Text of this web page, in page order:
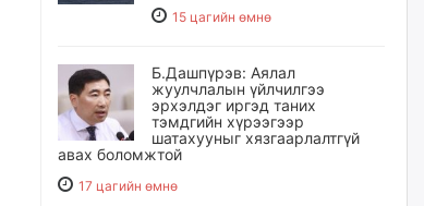
15 цагийн өмнө
Б.Дашпүрэв: Аялал
жуулчлалын үйлчилгээ
эрхэлдэг иргэд таних
тэмдгийн хүрээгээр
шатахууныг хязгаарлалтгүй
авах боломжтой
17 цагийн өмнө